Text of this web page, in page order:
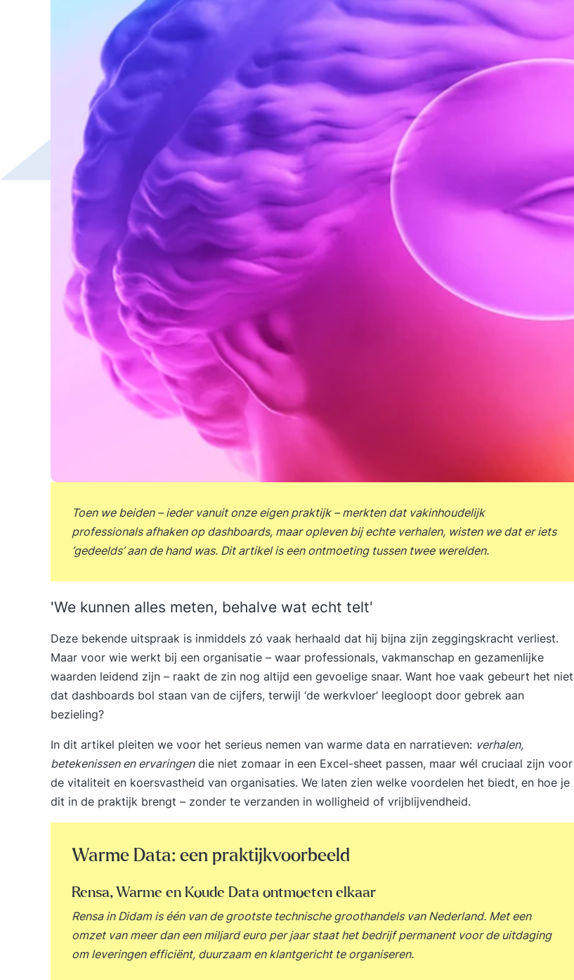
Toen we beiden – ieder vanuit onze eigen praktijk – merkten dat vakinhoudelijk
professionals afhaken op dashboards, maar opleven bij echte verhalen, wisten we dat er iets
‘gedeelds’ aan de hand was. Dit artikel is een ontmoeting tussen twee werelden.
'We kunnen alles meten, behalve wat echt telt'
Deze bekende uitspraak is inmiddels zó vaak herhaald dat hij bijna zijn zeggingskracht verliest.
Maar voor wie werkt bij een organisatie – waar professionals, vakmanschap en gezamenlijke
waarden leidend zijn – raakt de zin nog altijd een gevoelige snaar. Want hoe vaak gebeurt het niet
dat dashboards bol staan van de cijfers, terwijl ‘de werkvloer’ leegloopt door gebrek aan
bezieling?
In dit artikel pleiten we voor het serieus nemen van warme data en narratieven: verhalen,
betekenissen en ervaringendie niet zomaar in een Excel-sheet passen, maar wél cruciaal zijn voor
de vitaliteit en koersvastheid van organisaties. We laten zien welke voordelen het biedt, en hoe je
dit in de praktijk brengt – zonder te verzanden in wolligheid of vrijblijvendheid.
Warme Data: een praktijkvoorbeeld
Rensa, Warme en Koude Data ontmoeten elkaar
Rensa in Didam is één van de grootste technische groothandels van Nederland. Met een
omzet van meer dan een miljard euro per jaar staat het bedrijf permanent voor de uitdaging
om leveringen efficiënt, duurzaam en klantgericht te organiseren.